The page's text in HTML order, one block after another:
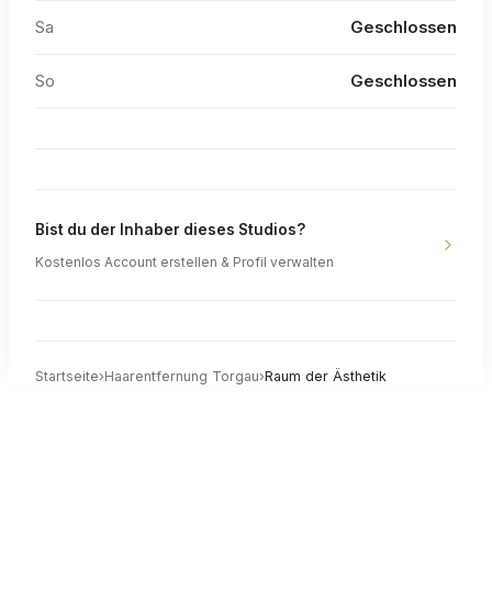
Sa Geschlossen
So Geschlossen
Bist du der Inhaber dieses Studios?
Kostenlos Account erstellen & Profil verwalten
Startseite›Haarentfernung Torgau›Raum der Ästhetik